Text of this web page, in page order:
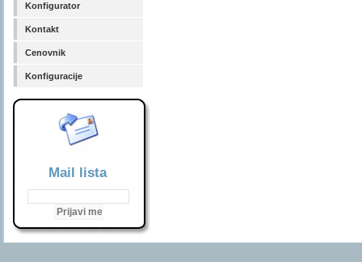
Konfigurator
Kontakt
Cenovnik
Konfiguracije
Mail lista